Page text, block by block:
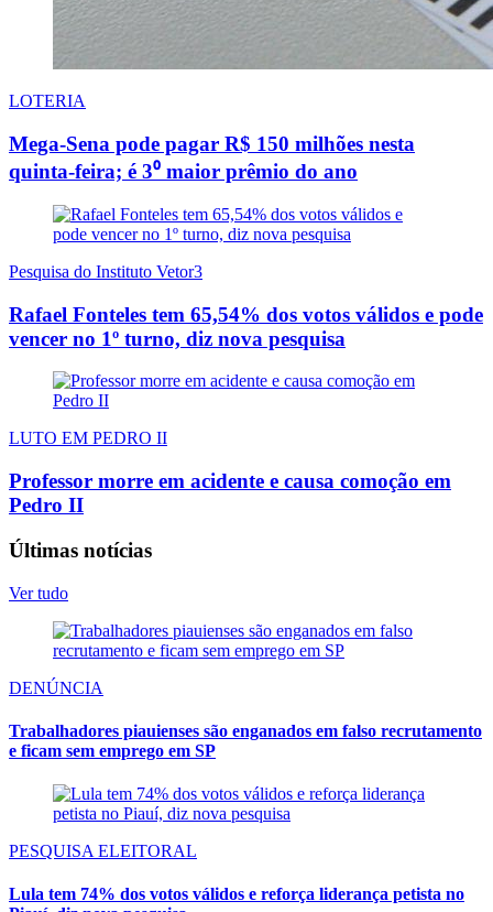
LOTERIA
Mega-Sena pode pagar R$ 150 milhões nesta
quinta-feira; é 3⁰ maior prêmio do ano
Pesquisa do Instituto Vetor3
Rafael Fonteles tem 65,54% dos votos válidos e pode
vencer no 1º turno, diz nova pesquisa
LUTO EM PEDRO II
Professor morre em acidente e causa comoção em
Pedro II
Últimas notícias
Ver tudo
DENÚNCIA
Trabalhadores piauienses são enganados em falso recrutamento
e ficam sem emprego em SP
PESQUISA ELEITORAL
Lula tem 74% dos votos válidos e reforça liderança petista no